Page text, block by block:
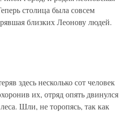
столица была совсем
близких Леонову людей.
здесь несколько сот человек
их, отряд опять двинулся
Шли, не торопясь, так как